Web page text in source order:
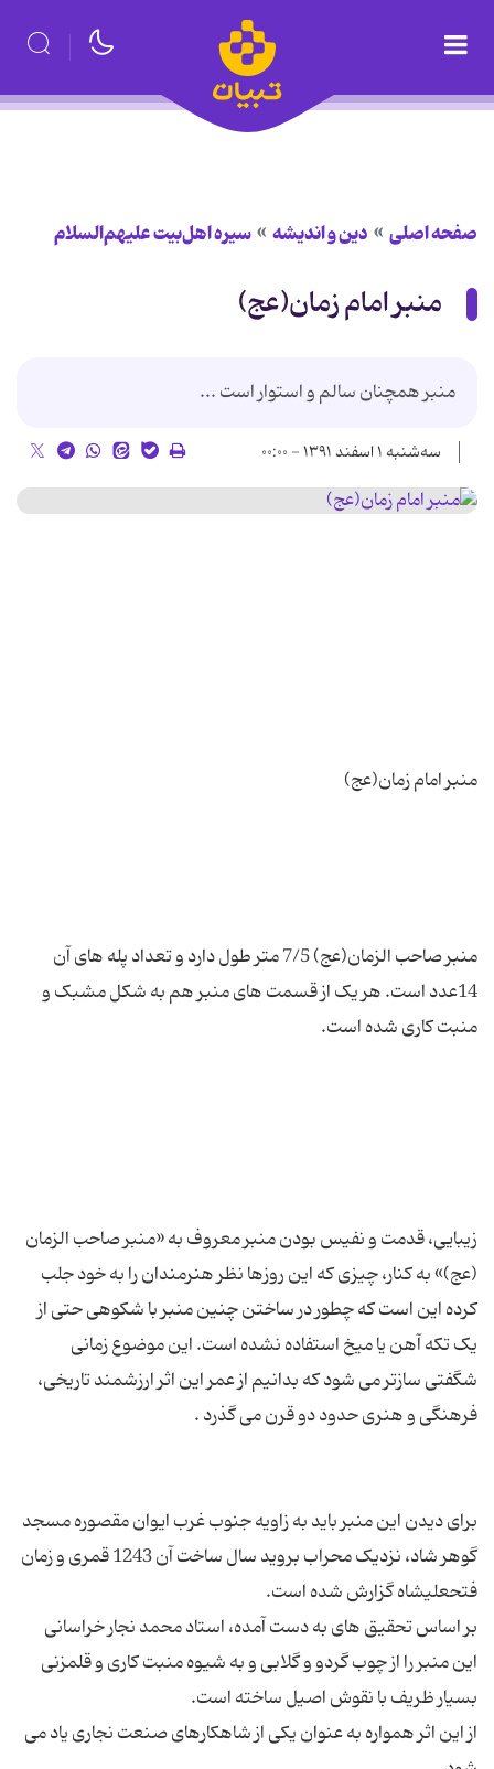
صفحه اصلی دین و اندیشه سیره اهل‌بیت علیهم‌السلام
منبر امام زمان(عج)
منبر همچنان سالم و استوار است ...
سه‌شنبه ۱ اسفند ۱۳۹۱ - ۰۰:۰۰
منبر صاحب الزمان(عج) 7/5 متر طول دارد و تعداد پله های آن
14عدد است. هر یک از قسمت های منبر هم به شکل مشبک و
زیبایی، قدمت و نفیس بودن منبر معروف به «منبر صاحب الزمان
(عج)» به کنار، چیزی که این روزها نظر هنرمندان را به خود جلب
کرده این است که چطور در ساختن چنین منبر با شکوهی حتی از
یک تکه آهن یا میخ استفاده نشده است. این موضوع زمانی
شگفتی سازتر می شود که بدانیم از عمر این اثر ارزشمند تاریخی،
برای دیدن این منبر باید به زاویه جنوب غرب ایوان مقصوره مسجد
گوهر شاد، نزدیک محراب بروید سال ساخت آن 1243 قمری و زمان
بر اساس تحقیق های به دست آمده، استاد محمد نجار خراسانی
این منبر را از چوب گردو و گلابی و به شیوه منبت کاری و قلمزنی
از این اثر همواره به عنوان یکی از شاهکارهای صنعت نجاری یاد می